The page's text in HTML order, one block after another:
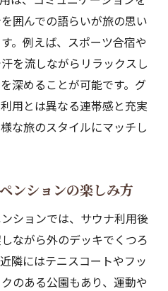
囲んでの語らいが旅の思い
。例えば、スポーツ合宿や
を流しながらリラックスし
深めることが可能です。グ
用とは異なる連帯感と充実
な旅のスタイルにマッチし
ンションの楽しみ方
ションでは、サウナ利用後
ながら外のデッキでくつろ
隣にはテニスコートやフッ
のある公園もあり、運動や